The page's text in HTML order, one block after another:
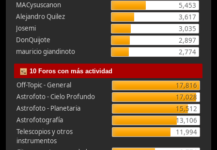
MACysuscanon
5,453
Alejandro Quilez
3,617
Josemi
3,035
DonQuijote
2,897
mauricio giandinoto
2,774
10 Foros con más actividad
Off-Topic - General
17,816
Astrofoto - Cielo Profundo
17,028
Astrofoto - Planetaria
15,512
Astrofotografía
13,106
Telescopios y otros
instrumentos
11,994